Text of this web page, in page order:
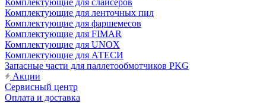
Комплектующие для слайсеров
Комплектующие для ленточных пил
Комплектующие для фаршемесов
Комплектующие для FIMAR
Комплектующие для UNOX
Комплектующие для АТЕСИ
Запасные части для паллетообмотчиков PKG
Акции
Сервисный центр
Оплата и доставка